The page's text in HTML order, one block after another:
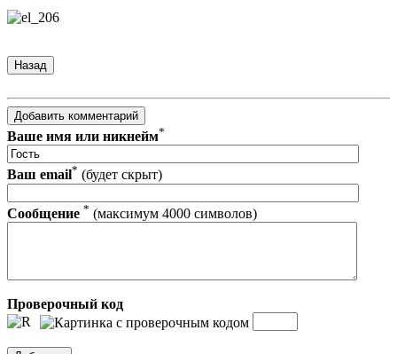
Ваше имя или никнейм*
Ваш email* (будет скрыт)
Сообщение * (максимум 4000 символов)
Проверочный код